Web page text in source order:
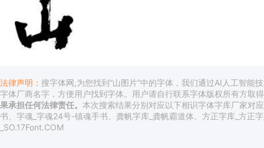
法律声明： 搜字体网,为您找到“山图片”中的字体，我们通过AI人工智能
字体厂商名字，方便用户找到字体。用户请自行联系字体版权所有方取
果承担任何法律责任。 本次搜索结果分别对应以下相识字体字库厂家对
书、字魂_字魂24号-镇魂手书、龚帆字库_龚帆霸道体、方正字库_方正
_SO.17Font.COM